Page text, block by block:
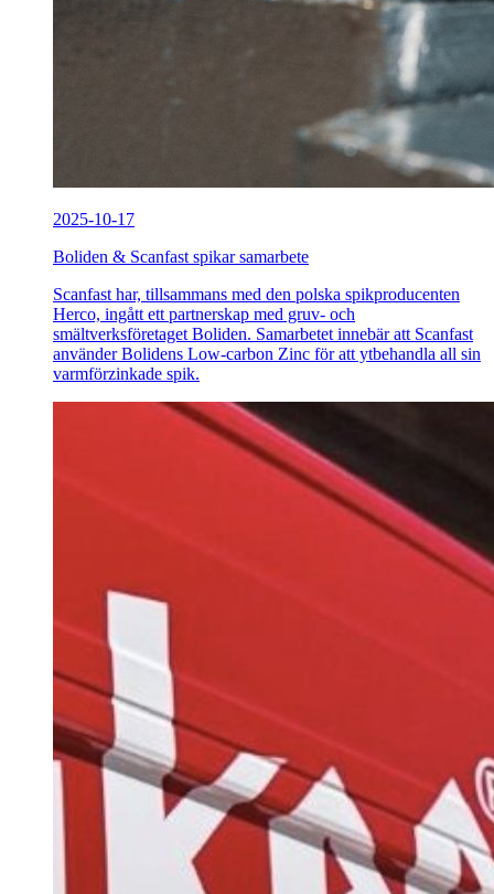
2025-10-17
Boliden & Scanfast spikar samarbete
Scanfast har, tillsammans med den polska spikproducenten
Herco, ingått ett partnerskap med gruv- och
smältverksföretaget Boliden. Samarbetet innebär att Scanfast
använder Bolidens Low-carbon Zinc för att ytbehandla all sin
varmförzinkade spik.